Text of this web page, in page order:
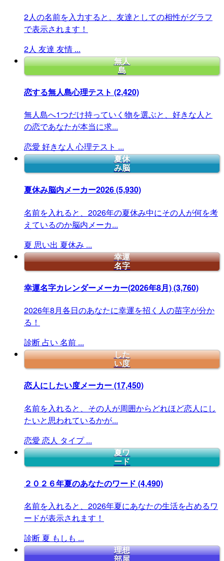
2人の名前を入力すると、友達としての相性がグラフ
で表示されます！
2人 友達 友情 ...
無人
島
恋する無人島心理テスト (2,420)
無人島へ1つだけ持っていく物を選ぶと、好きな人と
の恋であなたが本当に求...
恋愛 好きな人 心理テスト ...
夏休
み脳
夏休み脳内メーカー2026(5,930)
名前を入れると、2026年の夏休み中にその人が何を考
えているのか脳内メーカ...
夏 思い出 夏休み ...
幸運
名字
幸運名字カレンダーメーカー(2026年8月)(3,760)
2026年8月各日のあなたに幸運を招く人の苗字が分か
る！
診断 占い 名前 ...
した
い度
恋人にしたい度メーカー(17,450)
名前を入れると、その人が周囲からどれほど恋人にし
たいと思われているかが...
恋愛 恋人 タイプ ...
夏ワ
ード
２０２６年夏のあなたのワード (4,490)
名前を入れると、2026年夏にあなたの生活を占めるワ
ードが表示されます！
診断 夏 もしも ...
理想